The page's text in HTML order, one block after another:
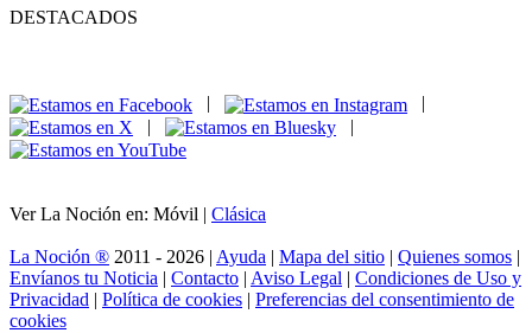
DESTACADOS
|
|
Ver La Noción en: Móvil | Clásica
La Noción ® 2011 - 2026 | Ayuda | Mapa del sitio | Quienes somos |
Envíanos tu Noticia | Contacto | Aviso Legal | Condiciones de Uso y
Privacidad | Política de cookies | Preferencias del consentimiento de
cookies